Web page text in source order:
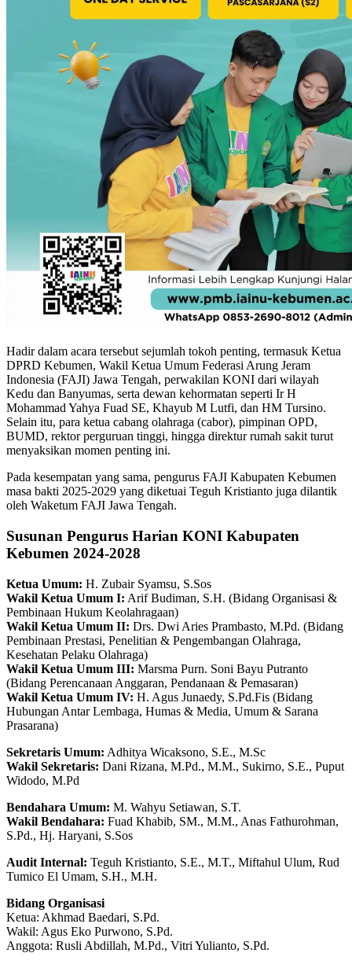
Hadir dalam acara tersebut sejumlah tokoh penting, termasuk Ketua
DPRD Kebumen, Wakil Ketua Umum Federasi Arung Jeram
Indonesia (FAJI) Jawa Tengah, perwakilan KONI dari wilayah
Kedu dan Banyumas, serta dewan kehormatan seperti Ir H
Mohammad Yahya Fuad SE, Khayub M Lutfi, dan HM Tursino.
Selain itu, para ketua cabang olahraga (cabor), pimpinan OPD,
BUMD, rektor perguruan tinggi, hingga direktur rumah sakit turut
menyaksikan momen penting ini.
Pada kesempatan yang sama, pengurus FAJI Kabupaten Kebumen
masa bakti 2025-2029 yang diketuai Teguh Kristianto juga dilantik
oleh Waketum FAJI Jawa Tengah.
Susunan Pengurus Harian KONI Kabupaten
Kebumen 2024-2028
Ketua Umum: H. Zubair Syamsu, S.Sos
Wakil Ketua Umum I: Arif Budiman, S.H. (Bidang Organisasi &
Pembinaan Hukum Keolahragaan)
Wakil Ketua Umum II: Drs. Dwi Aries Prambasto, M.Pd. (Bidang
Pembinaan Prestasi, Penelitian & Pengembangan Olahraga,
Kesehatan Pelaku Olahraga)
Wakil Ketua Umum III: Marsma Purn. Soni Bayu Putranto
(Bidang Perencanaan Anggaran, Pendanaan & Pemasaran)
Wakil Ketua Umum IV: H. Agus Junaedy, S.Pd.Fis (Bidang
Hubungan Antar Lembaga, Humas & Media, Umum & Sarana
Prasarana)
Sekretaris Umum: Adhitya Wicaksono, S.E., M.Sc
Wakil Sekretaris: Dani Rizana, M.Pd., M.M., Sukirno, S.E., Puput
Widodo, M.Pd
Bendahara Umum: M. Wahyu Setiawan, S.T.
Wakil Bendahara: Fuad Khabib, SM., M.M., Anas Fathurohman,
S.Pd., Hj. Haryani, S.Sos
Audit Internal: Teguh Kristianto, S.E., M.T., Miftahul Ulum, Rud
Tumico El Umam, S.H., M.H.
Bidang Organisasi
Ketua: Akhmad Baedari, S.Pd.
Wakil: Agus Eko Purwono, S.Pd.
Anggota: Rusli Abdillah, M.Pd., Vitri Yulianto, S.Pd.